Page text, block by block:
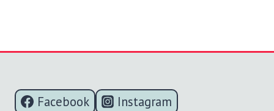
Facebook Instagram